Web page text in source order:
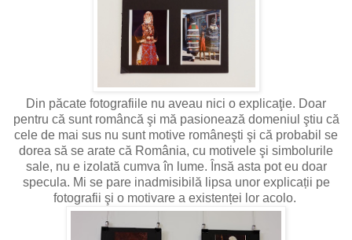
Din păcate fotografiile nu aveau nici o explicaţie. Doar
pentru că sunt româncă şi mă pasionează domeniul ştiu că
cele de mai sus nu sunt motive româneşti şi că probabil se
dorea să se arate că România, cu motivele şi simbolurile
sale, nu e izolată cumva în lume. Însă asta pot eu doar
specula. Mi se pare inadmisibilă lipsa unor explicații pe
fotografii şi o motivare a existenței lor acolo.